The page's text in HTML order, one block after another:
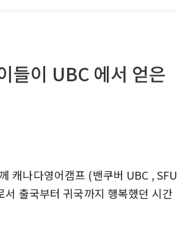
들이 UBC 에서 얻은
캐나다영어캠프 (밴쿠버 UBC , SFU
출국부터 귀국까지 행복했던 시간